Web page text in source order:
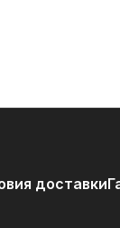
доставки